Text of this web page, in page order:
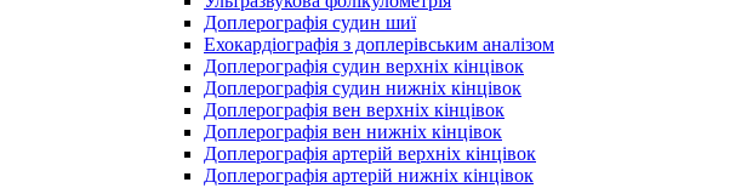
Доплерографія судин шиї
Ехокардіографія з доплерівським аналізом
Доплерографія судин верхніх кінцівок
Доплерографія судин нижніх кінцівок
Доплерографія вен верхніх кінцівок
Доплерографія вен нижніх кінцівок
Доплерографія артерій верхніх кінцівок
Доплерографія артерій нижніх кінцівок